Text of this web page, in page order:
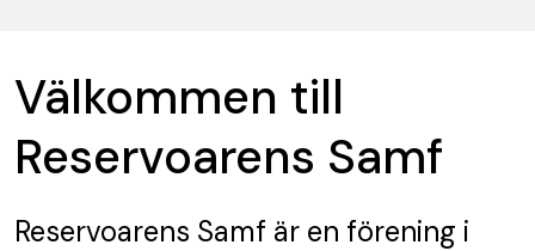
Välkommen till
Reservoarens Samf
Reservoarens Samf är en förening i